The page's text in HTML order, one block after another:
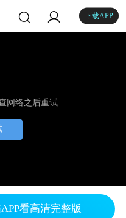
下载APP
网络之后重试
看高清完整版